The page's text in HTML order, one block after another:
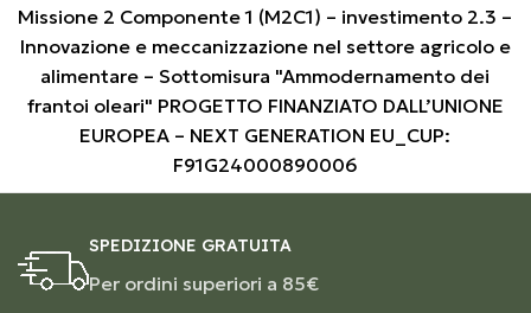
Missione 2 Componente 1 (M2C1) – investimento 2.3 –
Innovazione e meccanizzazione nel settore agricolo e
alimentare – Sottomisura "Ammodernamento dei
frantoi oleari" PROGETTO FINANZIATO DALL’UNIONE
EUROPEA – NEXT GENERATION EU_CUP:
F91G24000890006
SPEDIZIONE GRATUITA
Per ordini superiori a 85€